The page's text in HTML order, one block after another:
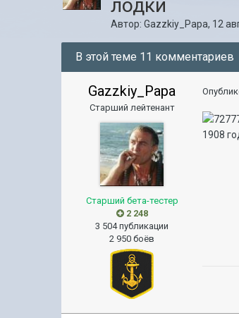
лодки
Автор:Gazzkiy_Papa, 12
В этой теме 11 комментариев
Gazzkiy_Papa
Старший лейтенант
Старший бета-тестер
2 248
3 504 публикации
2 950 боёв
1908